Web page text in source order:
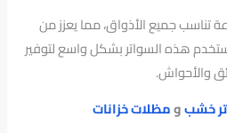
تناسب جميع الأذواق، مما يعزز من
هذه السواتر بشكل واسع لتوفير
والأحواش.
خشبومظلات خزانات